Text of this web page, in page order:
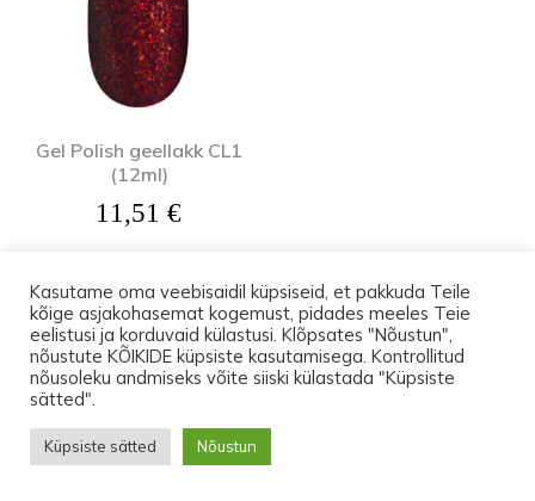
Kuni 17.augustini on transport Eesti-siseselt
pakiautomaati TASUTA. Ostes tooteid vähemalt
150 euro eest, leiad pakist üllatuse.
Gel Polish geellakk CL1
(12ml)
11,51 €
© 2026 Lootos Ettevõtted OÜ. Tallinn PODOPHARM® Kõik õigused
on kaitstud.
Kasutame oma veebisaidil küpsiseid, et pakkuda Teile
kõige asjakohasemat kogemust, pidades meeles Teie
eelistusi ja korduvaid külastusi. Klõpsates "Nõustun",
nõustute KÕIKIDE küpsiste kasutamisega. Kontrollitud
nõusoleku andmiseks võite siiski külastada "Küpsiste
sätted".
Küpsiste sätted Nõustun